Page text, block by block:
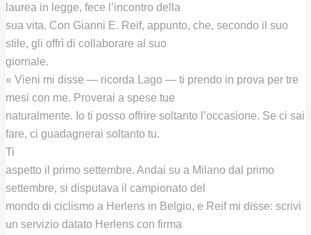
laurea in legge, fece l’incontro della
sua vita. Con Gianni E. Reif, appunto, che, secondo il suo
stile, gli offrì di collaborare al suo
giornale.
« Vieni mi disse — ricorda Lago — ti prendo in prova per tre
mesi con me. Proverai a spese tue
naturalmente. Io ti posso offrire soltanto l’occasione. Se ci sai
fare, ci guadagnerai soltanto tu.
Ti
aspetto il primo settembre. Andai su a Milano dal primo
settembre, si disputava il campionato del
mondo di ciclismo a Herlens in Belgio, e Reif mi disse: scrivi
un servizio datato Herlens con firma